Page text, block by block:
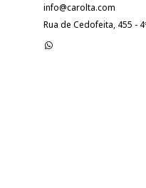
info@carolta.com
Rua de Cedofeita, 455 -